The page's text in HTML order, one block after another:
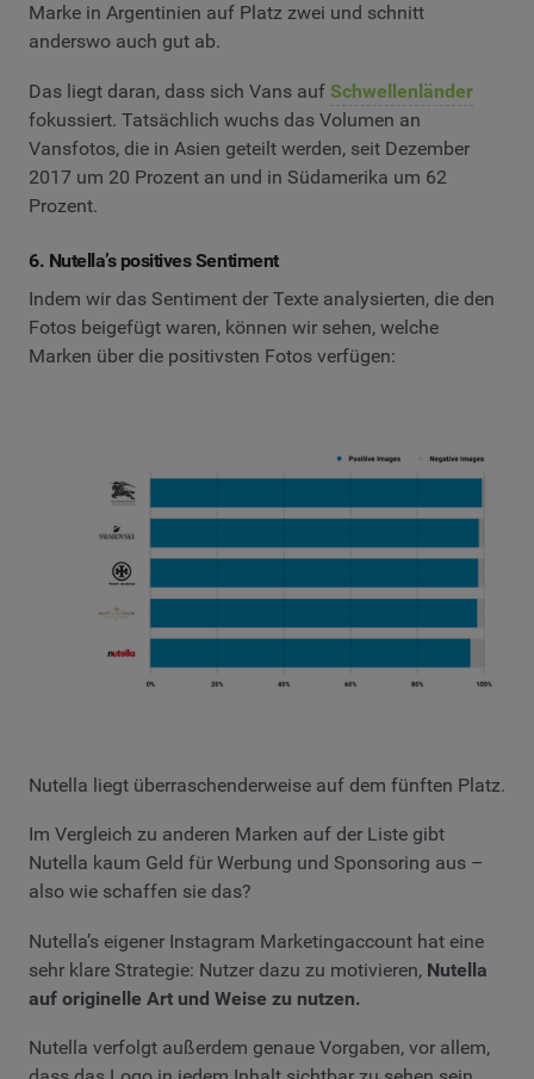
Marke in Argentinien auf Platz zwei und schnitt
anderswo auch gut ab.
Das liegt daran, dass sich Vans auf Schwellenländer
fokussiert. Tatsächlich wuchs das Volumen an
Vansfotos, die in Asien geteilt werden, seit Dezember
2017 um 20 Prozent an und in Südamerika um 62
Prozent.
6. Nutella’s positives Sentiment
Indem wir das Sentiment der Texte analysierten, die den
Fotos beigefügt waren, können wir sehen, welche
Marken über die positivsten Fotos verfügen:
Nutella liegt überraschenderweise auf dem fünften Platz.
Im Vergleich zu anderen Marken auf der Liste gibt
Nutella kaum Geld für Werbung und Sponsoring aus –
also wie schaffen sie das?
Nutella’s eigener Instagram Marketingaccount hat eine
sehr klare Strategie: Nutzer dazu zu motivieren, Nutella
auf originelle Art und Weise zu nutzen.
Nutella verfolgt außerdem genaue Vorgaben, vor allem,